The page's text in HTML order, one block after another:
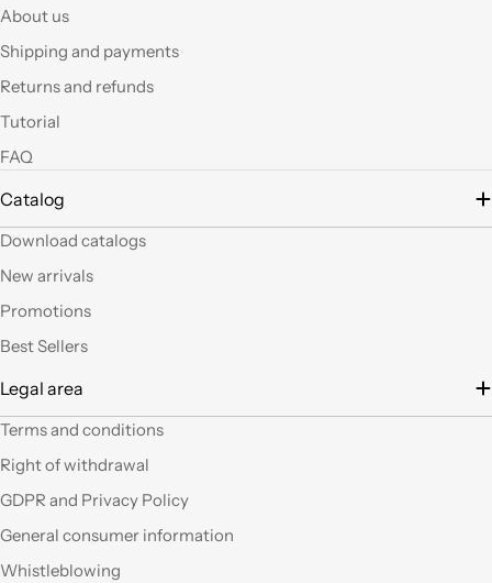
visitare il nuovo
vuote.Bravi contenute
About us
Shipping and payments
Returns and refunds
Tutorial
FAQ
Catalog
Download catalogs
New arrivals
Promotions
Best Sellers
Legal area
Terms and conditions
Right of withdrawal
GDPR and Privacy Policy
General consumer information
Whistleblowing